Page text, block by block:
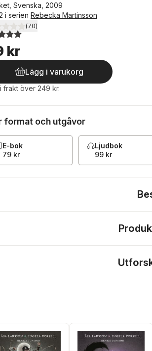
Svenska, 2009
i serien Rebecka Martinsson
5 stjärnor. Totalt antal röster:
(70)
kr
Lägg i varukorg
frakt över 249 kr.
format och utgåvor
E-bok
79 kr
Ljudbok
99 kr